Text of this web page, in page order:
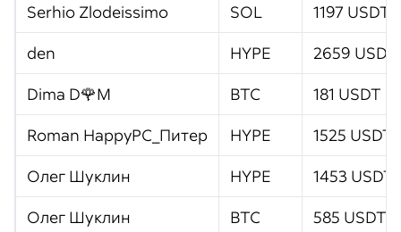
Serhio Zlodeissimo
SOL
1197 USDT
den
HYPE
2659 USDT
Dima D🌹M
BTC
181 USDT
Roman HappyPC_Питер
HYPE
1525 USDT
Олег Шуклин
HYPE
1453 USDT
Олег Шуклин
BTC
585 USDT